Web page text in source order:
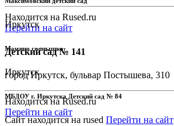
Находится на Rused.ru
Перейти на сайт
Детский сад № 141
город Иркутск, бульвар Постышева, 310
Находится на Rused.ru
Перейти на сайт
Иркутск
Мамино солнышко
Иркутск
МБДОУ г. Иркутска Детский сад № 84
Сайт находится на rused Перейти на сайт